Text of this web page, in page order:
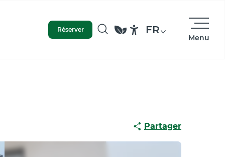
Menu
Réserver
Accessibilité
FR
Partager